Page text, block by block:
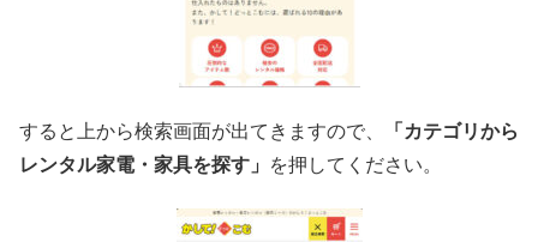
すると上から検索画面が出てきますので、
「カテゴリから
レンタル家電・家具を探す」
を押してください。